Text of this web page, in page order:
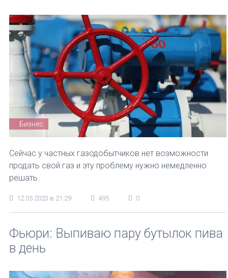
Бизнес
Сейчас у частных газодобытчиков нет возможности
продать свой газ и эту проблему нужно немедленно
решать.
12.05.2023 в 21:29 495 0
Фьюри: Выпиваю пару бутылок пива
в день